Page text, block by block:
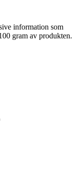
information som
gram av produkten.